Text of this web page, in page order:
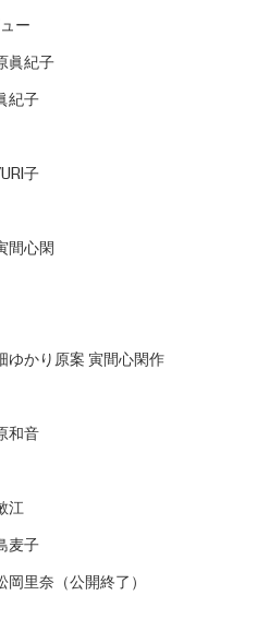
ー
眞紀子
紀子
子
間心閑
かり原案 寅間心閑作
和音
江
麦子
里奈（公開終了）